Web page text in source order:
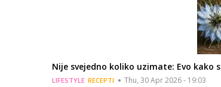
Nije svejedno koliko uzimate: Evo kako
LIFESTYLE RECEPTI Thu, 30 Apr 2026 - 19:03